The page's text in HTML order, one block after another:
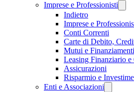
Imprese e Professionisti
Indietro
Imprese e
Conti Correnti
Carte di Debito,
Mutui e Finanziamenti
Leasing Finanziario e
Assicurazioni
Risparmio e
Enti e Associazioni